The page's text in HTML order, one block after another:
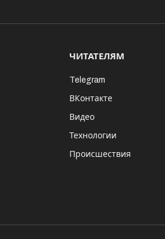
ЧИТАТЕЛЯМ
Telegram
ВКонтакте
Видео
Технологии
Происшествия